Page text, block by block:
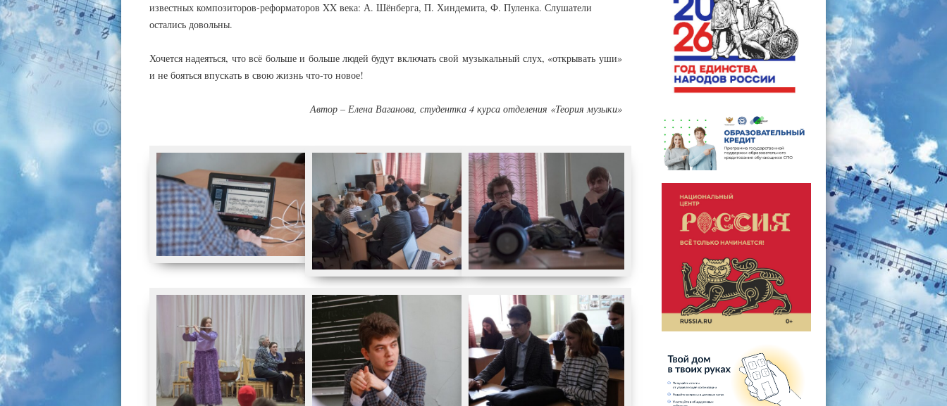
известных композиторов-реформаторов XX века: А. Шёнберга, П. Хиндемита, Ф. Пуленка. Слушатели
остались довольны.
Хочется надеяться, что всё больше и больше людей будут включать свой музыкальный слух, «открывать уши»
и не бояться впускать в свою жизнь что-то новое!
Автор – Елена Ваганова, студентка 4 курса отделения «Теория музыки»